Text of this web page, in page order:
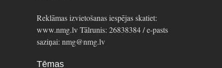
Reklāmas izvietošanas iespējas skatiet:
www.nmg.lv Tālrunis: 26838384 / e-pasts
saziņai: nmg@nmg.lv
Tēmas